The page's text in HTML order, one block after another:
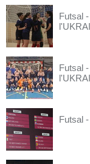
Futsal
Futsal
Futsal